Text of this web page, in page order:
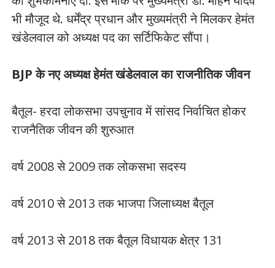
भी मौजूद थे. धर्मेंद्र प्रधान और मुख्यमंत्री ने मिलकर हेमंत
खंडेलवाल को अध्यक्ष पद का सर्टिफिकेट सौंपा।
BJP के नए अध्यक्ष हेमंत खंडेलवाल का राजनीतिक जीवन
बैतूल- हरदा लोकसभा उपचुनाव में सांसद निर्वाचित होकर
राजनैतिक जीवन की शुरुआत
वर्ष 2008 से 2009 तक लोकसभा सदस्य
वर्ष 2010 से 2013 तक भाजपा जिलाध्यक्ष बैतूल
वर्ष 2013 से 2018 तक बैतूल विधायक क्षेत्र 131